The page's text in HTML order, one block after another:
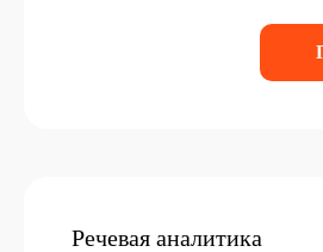
Речевая аналитика